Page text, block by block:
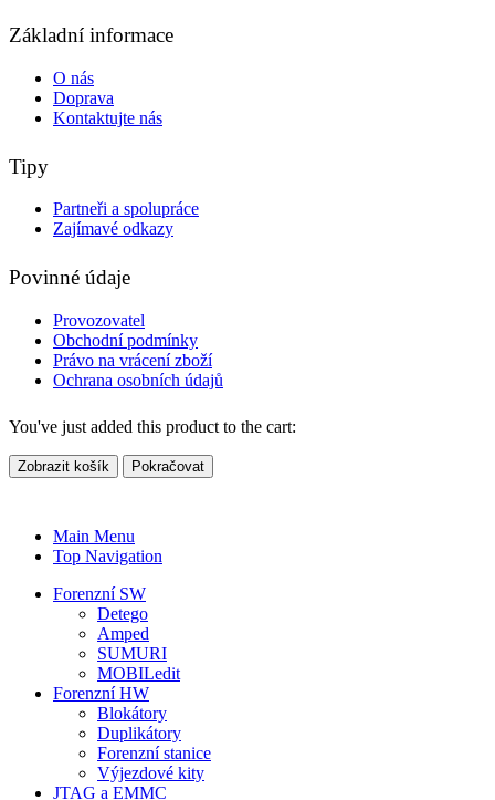
Základní informace
O nás
Doprava
Kontaktujte nás
Tipy
Partneři a spolupráce
Zajímavé odkazy
Povinné údaje
Provozovatel
Obchodní podmínky
Právo na vrácení zboží
Ochrana osobních údajů
You've just added this product to the cart:
Zobrazit košík Pokračovat
Main Menu
Top Navigation
Forenzní SW
Detego
Amped
SUMURI
MOBILedit
Forenzní HW
Blokátory
Duplikátory
Forenzní stanice
Výjezdové kity
JTAG a EMMC